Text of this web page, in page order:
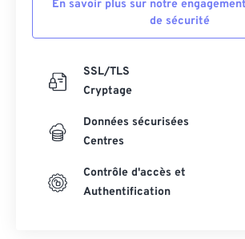
En savoir plus sur notre
de sécurité
SSL/TLS
Cryptage
Données sécurisées
Centres
Contrôle d'accès et
Authentification